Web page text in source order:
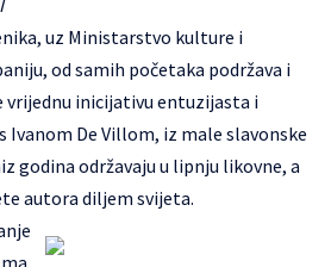
uz Ministarstvo kulture i
od samih početaka podržava i
inicijativu entuzijasta i
Ivanom De Villom, iz male slavonske
godina održavaju u lipnju likovne, a
autora diljem svijeta.